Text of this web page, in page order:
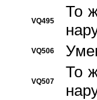
VQ495
То
VQ506
VQ507
То